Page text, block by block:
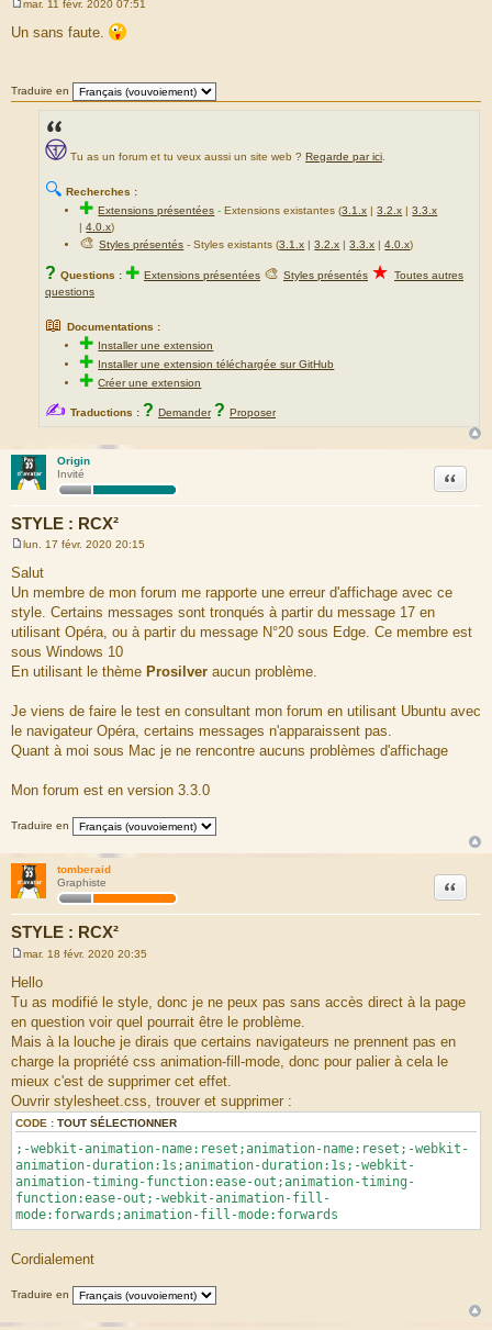
s
e
mar. 11 févr. 2020 07:51
Un sans faute.
Traduire en
Tu as un forum et tu veux aussi un site web ? Regarde par ici
🔍 Recherches :
✚Extensions présentées -Extensions existantes (3.1.x |3.2.x |3.3.x
|4.0.x)
🎨Styles présentés - Styles existants (3.1.x |3.2.x |3.3.x |4.0.x)
? Questions : ✚ Extensions présentées 🎨 Styles présentés ★ Toutes autres
questions
📖 Documentations :
✚ Installer une extension
✚ Installer une extension téléchargée sur GitHub
✚Créer une extension
✍ Traductions : ? Demander ? Proposer
Origin
Invité
STYLE : RCX²
Citation
e
s
s
a
g
lun. 17 févr. 2020 20:15
Salut
Un membre de mon forum me rapporte une erreur d'affichage avec ce
style. Certains messages sont tronqués à partir du message 17 en
utilisant Opéra, ou à partir du message N°20 sous Edge. Ce membre est
sous Windows 10
En utilisant le thème Prosilver aucun problème.
Je viens de faire le test en consultant mon forum en utilisant Ubuntu avec
le navigateur Opéra, certains messages n'apparaissent pas.
Quant à moi sous Mac je ne rencontre aucuns problèmes d'affichage
Mon forum est en version 3.3.0
Traduire en
tomberaid
Graphiste
STYLE : RCX²
Citation
e
s
s
g
e
mar. 18 févr. 2020 20:35
Hello
Tu as modifié le style, donc je ne peux pas sans accès direct à la page
en question voir quel pourrait être le problème.
Mais à la louche je dirais que certains navigateurs ne prennent pas en
charge la propriété css animation-fill-mode, donc pour palier à cela le
mieux c'est de supprimer cet effet.
Ouvrir stylesheet.css, trouver et supprimer :
CODE : TOUT SÉLECTIONNER
;-webkit-animation-name:reset;animation-name:reset;-webkit-
animation-duration:1s;animation-duration:1s;-webkit-
animation-timing-function:ease-out;animation-timing-
function:ease-out;-webkit-animation-fill-
mode:forwards;animation-fill-mode:forwards
Cordialement
Traduire en